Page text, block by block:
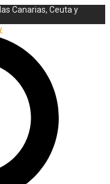
Canarias, Ceuta y